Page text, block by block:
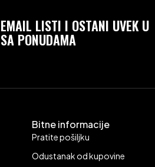
LISTI I OSTANI UVEK U
PONUDAMA
Bitne informacije
Pratite pošiljku
Odustanak od kupovine